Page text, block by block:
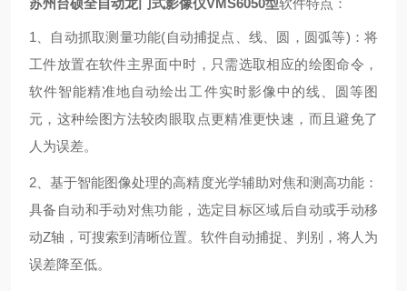
苏州台硕全自动龙门式影像仪VMS6050型软件特点：
1、自动抓取测量功能(自动捕捉点、线、圆，圆弧等)：将
工件放置在软件主界面中时，只需选取相应的绘图命令，
软件智能精准地自动绘出工件实时影像中的线、圆等图
元，这种绘图方法较肉眼取点更精准更快速，而且避免了
人为误差。
2、基于智能图像处理的高精度光学辅助对焦和测高功能：
具备自动和手动对焦功能，选定目标区域后自动或手动移
动Z轴，可搜索到清晰位置。软件自动捕捉、判别，将人为
误差降至低。